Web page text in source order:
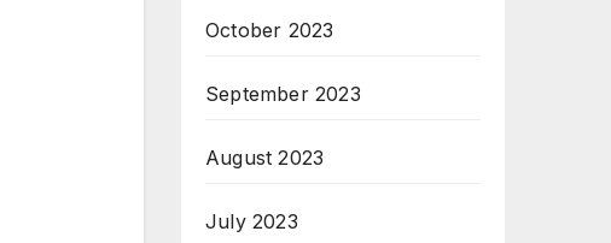
October 2023
September 2023
August 2023
July 2023